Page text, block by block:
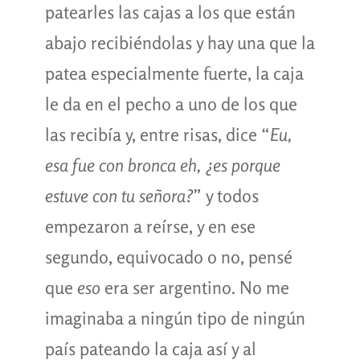
patearles las cajas a los que están
abajo recibiéndolas y hay una que la
patea especialmente fuerte, la caja
le da en el pecho a uno de los que
las recibía y, entre risas, dice “Eu,
esa fue con bronca eh, ¿es porque
estuve con tu señora?” y todos
empezaron a reírse, y en ese
segundo, equivocado o no, pensé
que esoera ser argentino. No me
imaginaba a ningún tipo de ningún
país pateando la caja así y al